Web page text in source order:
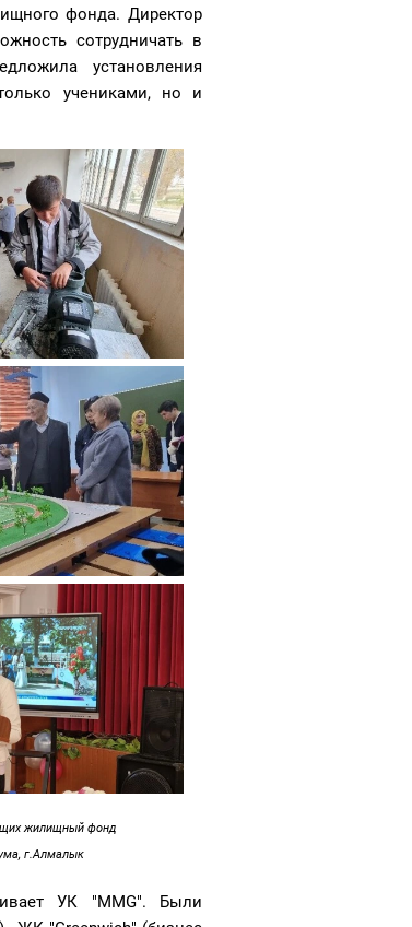
фонда. Директор
сотрудничать в
установления
учениками, но и
жилищный фонд
г.Алмалык
УК "MMG". Были